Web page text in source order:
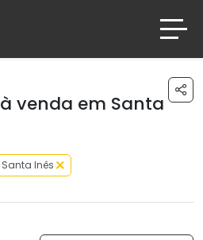
à venda em Santa
Santa Inês